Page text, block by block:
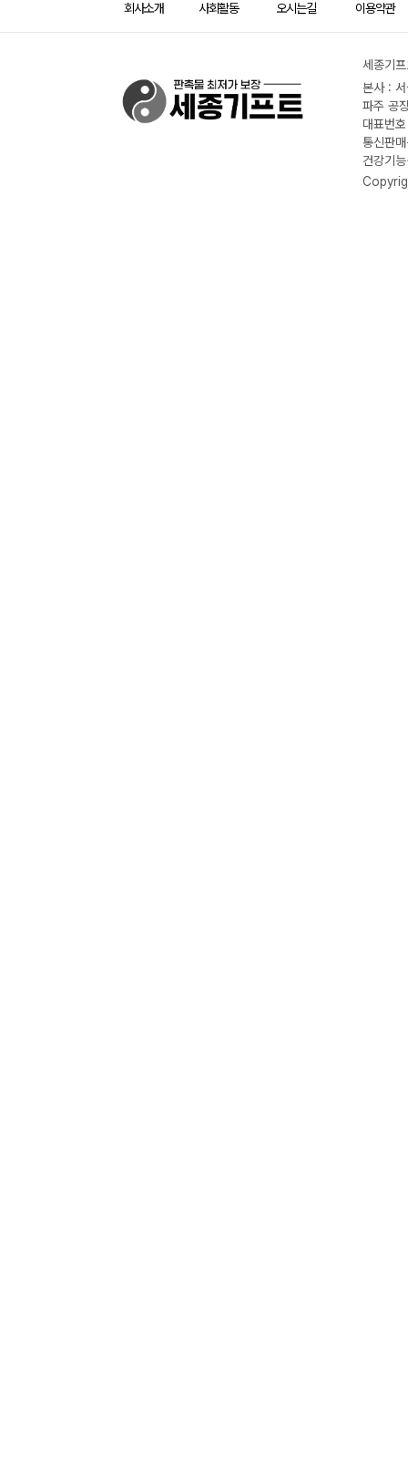
회사소개 사회활동 오시는길 이용약관
세종기
본사 :
파주 공
대표번
통신판
건강기